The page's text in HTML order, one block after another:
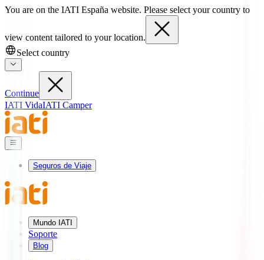
You are on the IATI España website. Please select your country to
view content tailored to your location.
Select country
Continue
IATI VidaIATI Camper
Seguros de Viaje
Mundo IATI
Soporte
Blog